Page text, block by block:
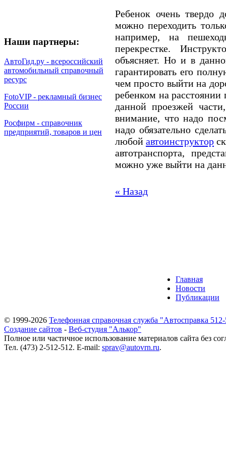
Наши партнеры:
АвтоГид.ру - всероссийский
автомобильный справочный
ресурс
FotoVIP - рекламный бизнес
России
Росфирм - справочник
предприятий, товаров и цен
Ребенок очень твердо
можно переходить
например, на
перекрестке.
объясняет. Но и в
гарантировать его
чем просто выйти на
ребенком на
данной проезжей
внимание, что надо
надо обязательно
любой автоинструктор
автотранспорта,
можно уже выйти на
« Назад
Главная
Новости
Публикации
© 1999-2026 Телефонная справочная служба "Автосправка
Создание сайтов - Веб-студия "Алькор"
Полное или частичное использование материалов сайта без
Тел. (473) 2-512-512. E-mail: sprav@autovrn.ru.